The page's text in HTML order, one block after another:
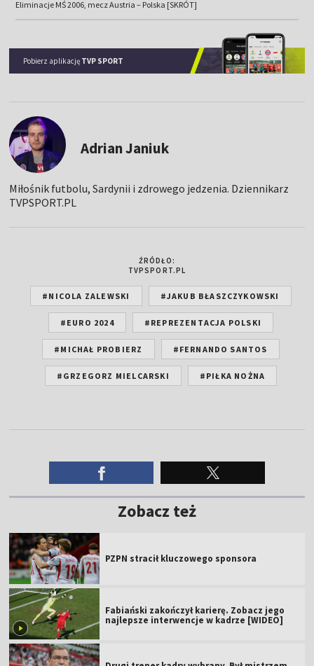
Eliminacje MŚ 2006, mecz Austria – Polska [SKRÓT]
Pobierz aplikację TVP SPORT
Adrian Janiuk
Miłośnik futbolu, Sardynii i zdrowego jedzenia. Dziennikarz
TVPSPORT.PL
ŹRÓDŁO:
TVPSPORT.PL
#NICOLA ZALEWSKI #JAKUB BŁASZCZYKOWSKI
#EURO 2024 #REPREZENTACJA POLSKI
#MICHAŁ PROBIERZ #FERNANDO SANTOS
#GRZEGORZ MIELCARSKI #PIŁKA NOŻNA
Zobacz też
PZPN stracił kluczowego sponsora
Fabiański zakończył karierę. Zobacz jego
najlepsze interwencje w kadrze [WIDEO]